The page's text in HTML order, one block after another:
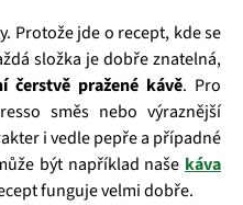
Protože jde o recept, kde se
složka je dobře znatelná,
čerstvě pražené kávě. Pro
směs nebo výraznější
i vedle pepře a případné
být například naše káva
funguje velmi dobře.